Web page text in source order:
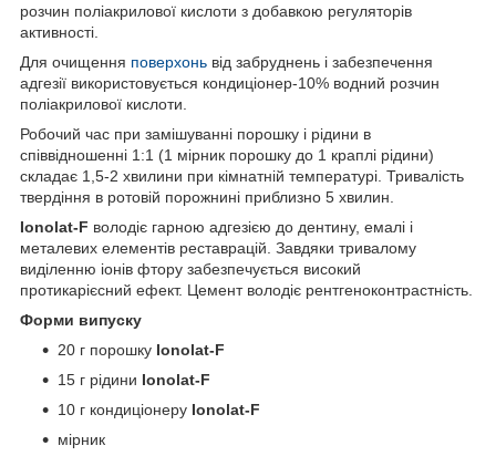
розчин поліакрилової кислоти з добавкою регуляторів
активності.
Для очищення поверхонь від забруднень і забезпечення
адгезії використовується кондиціонер-10% водний розчин
поліакрилової кислоти.
Робочий час при замішуванні порошку і рідини в
співвідношенні 1:1 (1 мірник порошку до 1 краплі рідини)
складає 1,5-2 хвилини при кімнатній температурі. Тривалість
твердіння в ротовій порожнині приблизно 5 хвилин.
Ionolat-F володіє гарною адгезією до дентину, емалі і
металевих елементів реставрацій. Завдяки тривалому
виділенню іонів фтору забезпечується високий
протикарієсний ефект. Цемент володіє рентгеноконтрастність.
Форми випуску
20 г порошку Ionolat-F
15 г рідини Ionolat-F
10 г кондиціонеру Ionolat-F
мірник